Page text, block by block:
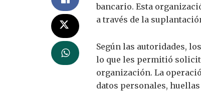
bancario. Esta
a través de la
Según las autoridades,
lo que les permitió
organización. La
datos personales,